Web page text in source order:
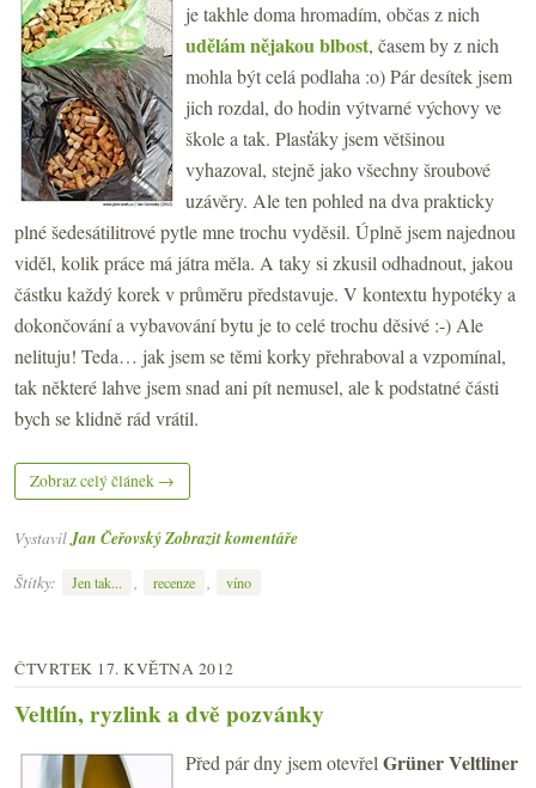
je takhle doma hromadím, občas z nich
udělám nějakou blbost, časem by z nich
mohla být celá podlaha :o) Pár desítek jsem
jich rozdal, do hodin výtvarné výchovy ve
škole a tak. Plasťáky jsem většinou
vyhazoval, stejně jako všechny šroubové
uzávěry. Ale ten pohled na dva prakticky
plné šedesátilitrové pytle mne trochu vyděsil. Úplně jsem najednou
viděl, kolik práce má játra měla. A taky si zkusil odhadnout, jakou
částku každý korek v průměru představuje. V kontextu hypotéky a
dokončování a vybavování bytu je to celé trochu děsivé :-) Ale
nelituju! Teda… jak jsem se těmi korky přehraboval a vzpomínal,
tak některé lahve jsem snad ani pít nemusel, ale k podstatné části
bych se klidně rád vrátil.
Zobraz celý článek →
VystavilJan ČeřovskýZobrazit komentáře
Štítky:
Jen tak... recenze víno
ČTVRTEK 17. KVĚTNA 2012
Veltlín, ryzlink a dvě pozvánky
Před pár dny jsem otevřel Grüner Veltliner